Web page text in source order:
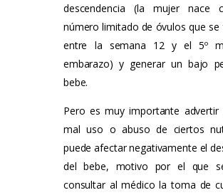
descendencia (la mujer nace
número limitado de óvulos que se
entre la semana 12 y el 5º
embarazo) y generar un bajo
bebe.
Pero es muy importante advertir
mal uso o abuso de ciertos
puede afectar negativamente el
del bebe, motivo por el que
consultar al médico la toma de